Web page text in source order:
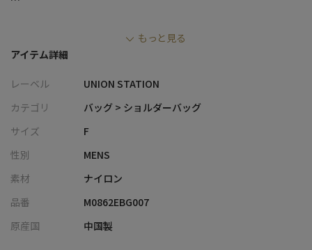
・軽量で扱いやすいタフなナイロン素材を使用し、デイリーに最
適な仕上がり
・内装はZIPポケット＋オープンポケットで、小物の整理がしやす
い設計
応
・軽さと柔軟性を兼ね備え、長時間の使用でもストレスフリー
・Tシャツ×デニムと合わせて、軽快なカジュアルスタイルに
・シャツ×スラックスと合わせて、程よく抜け感のあるきれいめ
もっと見る
アイテム詳細
レーベル
UNION STATION
カテゴリ
バッグ > ショルダーバッグ
サイズ
F
性別
MENS
素材
ナイロン
品番
M0862EBG007
原産国
中国製